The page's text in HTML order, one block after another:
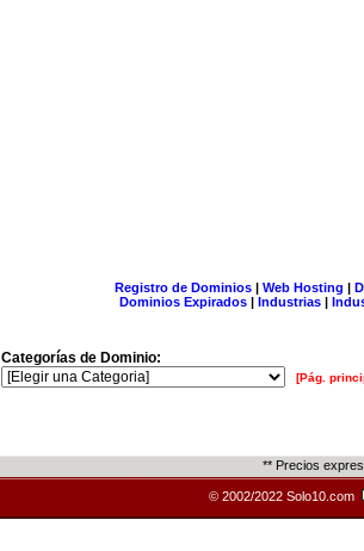
Registro de Dominios| Web Hosting |
Dominios Expirados | Industrias |
Categorías de Dominio:
[Pág.
** Precios
© 2002/2022 Solo10.com